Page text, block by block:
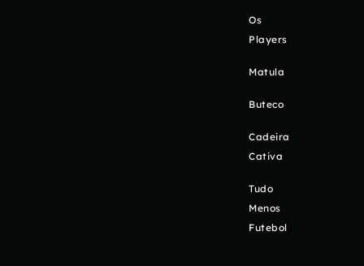
Os
Players
Matula
Buteco
Cadeira
Cativa
Tudo
Menos
Futebol